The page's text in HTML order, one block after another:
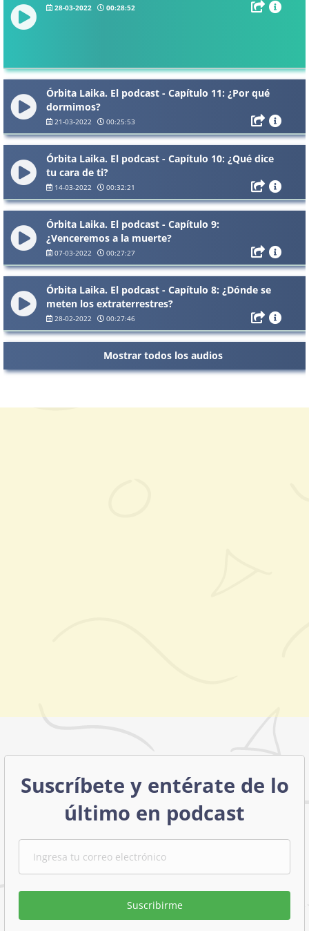
28-03-2022 00:28:52
Órbita Laika. El podcast - Capítulo 11: ¿Por qué
dormimos?
21-03-2022 00:25:53
Órbita Laika. El podcast - Capítulo 10: ¿Qué dice
tu cara de ti?
14-03-2022 00:32:21
Órbita Laika. El podcast - Capítulo 9:
¿Venceremos a la muerte?
07-03-2022 00:27:27
Órbita Laika. El podcast - Capítulo 8: ¿Dónde se
meten los extraterrestres?
28-02-2022 00:27:46
Mostrar todos los audios
Suscríbete y entérate de lo
último en podcast
Suscribirme